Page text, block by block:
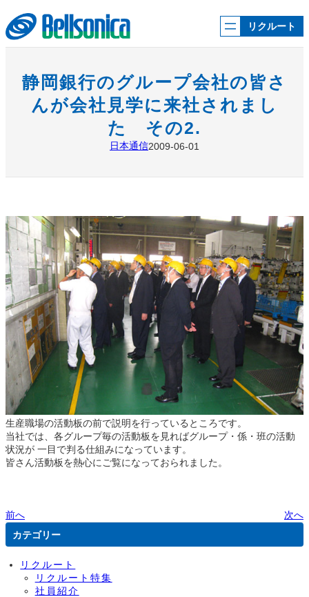
容
を
ス
リクルート
静岡銀行のグループ会社の皆さ
んが会社見学に来社されまし
た その2.
日本通信2009-06-01
生産職場の活動板の前で説明を行っているところです。
当社では、各グループ毎の活動板を見ればグループ・係・班の活動
状況が 一目で判る仕組みになっています。
皆さん活動板を熱心にご覧になっておられました。
前へ
次へ
カテゴリー
リクルート
リクルート特集
社員紹介